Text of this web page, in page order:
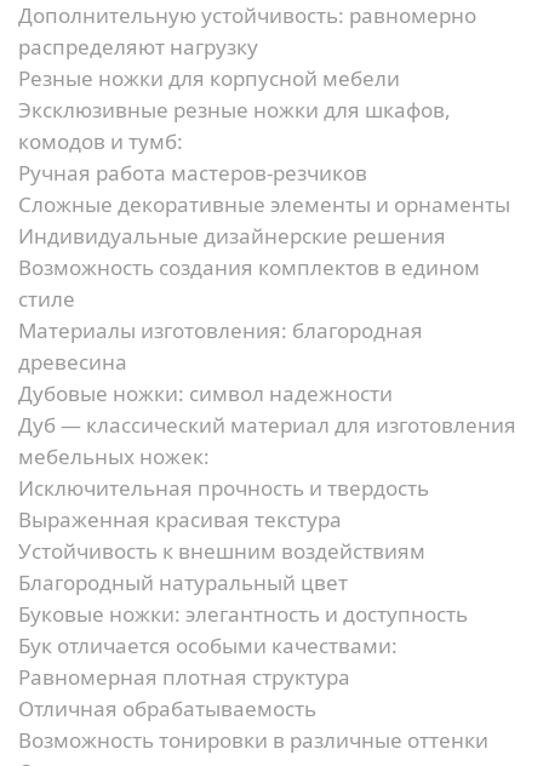
Дополнительную устойчивость: равномерно
распределяют нагрузку
Резные ножки для корпусной мебели
Эксклюзивные резные ножки для шкафов,
комодов и тумб:
Ручная работа мастеров-резчиков
Сложные декоративные элементы и орнаменты
Индивидуальные дизайнерские решения
Возможность создания комплектов в едином
стиле
Материалы изготовления: благородная
древесина
Дубовые ножки: символ надежности
Дуб — классический материал для изготовления
мебельных ножек:
Исключительная прочность и твердость
Выраженная красивая текстура
Устойчивость к внешним воздействиям
Благородный натуральный цвет
Буковые ножки: элегантность и доступность
Бук отличается особыми качествами:
Равномерная плотная структура
Отличная обрабатываемость
Возможность тонировки в различные оттенки